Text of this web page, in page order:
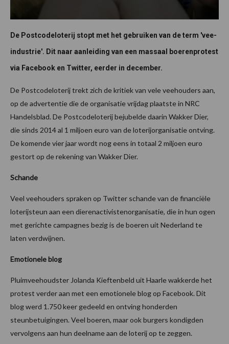
De Postcodeloterij stopt met het gebruiken van de term 'vee-
industrie'. Dit naar aanleiding van een massaal boerenprotest
via Facebook en Twitter, eerder in december.
De Postcodeloterij trekt zich de kritiek van vele veehouders aan,
op de advertentie die de organisatie vrijdag plaatste in NRC
Handelsblad. De Postcodeloterij bejubelde daarin Wakker Dier,
die sinds 2014 al 1 miljoen euro van de loterijorganisatie ontving.
De komende vier jaar wordt nog eens in totaal 2 miljoen euro
gestort op de rekening van Wakker Dier.
Schande
Veel veehouders spraken op Twitter schande van de financiële
loterijsteun aan een dierenactivistenorganisatie, die in hun ogen
met gerichte campagnes bezig is de boeren uit Nederland te
laten verdwijnen.
Emotionele blog
Pluimveehoudster Jolanda Kieftenbeld uit Haarle wakkerde het
protest verder aan met een emotionele blog op Facebook. Dit
blog werd 1.750 keer gedeeld en ontving honderden
steunbetuigingen. Veel boeren, maar ook burgers kondigden
vervolgens aan hun deelname aan de loterij op te zeggen.